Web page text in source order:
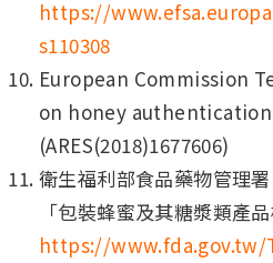
https://
s110308
European Commission
on honey
(ARES(2018)1677606)
衛生福利部食品藥物管理
「包裝蜂蜜及其糖漿類產品
https://www.fda.gov.tw/